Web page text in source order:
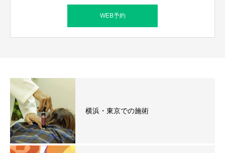
WEB予約
横浜・東京での施術